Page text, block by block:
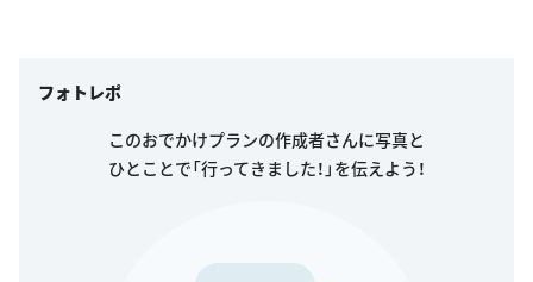
フォトレポ
このおでかけプランの作成者さんに写真と
ひとことで「行ってきました！」を伝えよう！